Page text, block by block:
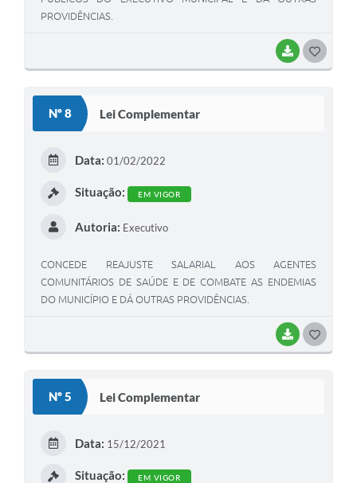
BAIXAR
PROVIDÊNCIAS.
Nº 8 Lei Complementar
BAIXAR
Data: 01/02/2022
Situação: EM VIGOR
Autoria: Executivo
CONCEDE REAJUSTE SALARIAL AOS AGENTES
COMUNITÁRIOS DE SAÚDE E DE COMBATE AS ENDEMIAS
DO MUNICÍPIO E DÁ OUTRAS PROVIDÊNCIAS.
Nº 5 Lei Complementar
Data: 15/12/2021
Situação: EM VIGOR